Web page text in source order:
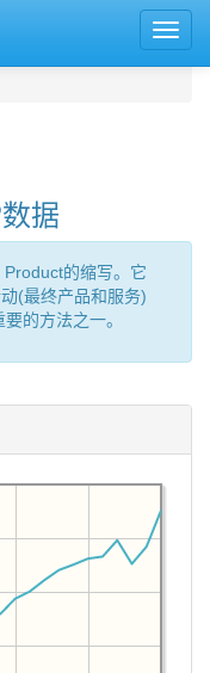
据
的缩写。它
(最终产品和服务)
的方法之一。